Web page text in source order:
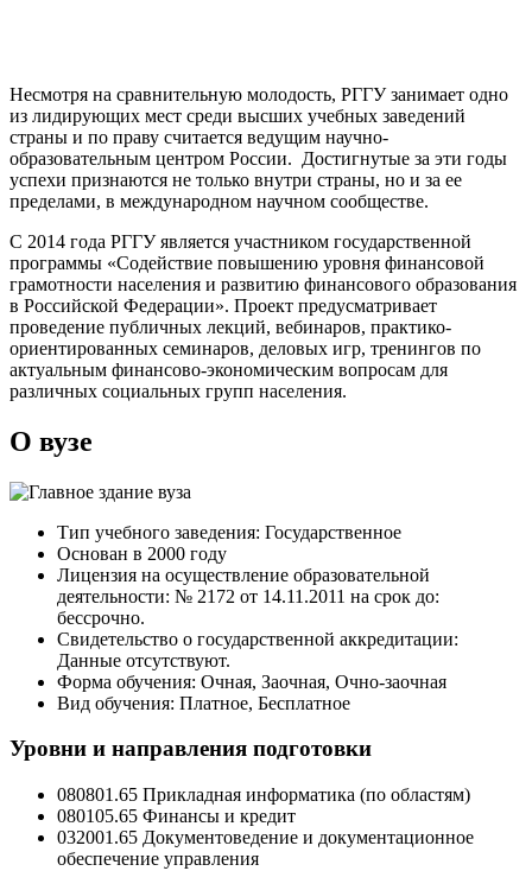
Несмотря на сравнительную молодость, РГГУ занимает одно
из лидирующих мест среди высших учебных заведений
страны и по праву считается ведущим научно-
образовательным центром России. Достигнутые за эти годы
успехи признаются не только внутри страны, но и за ее
пределами, в международном научном сообществе.
С 2014 года РГГУ является участником государственной
программы «Содействие повышению уровня финансовой
грамотности населения и развитию финансового образования
в Российской Федерации». Проект предусматривает
проведение публичных лекций, вебинаров, практико-
ориентированных семинаров, деловых игр, тренингов по
актуальным финансово-экономическим вопросам для
различных социальных групп населения.
О вузе
Тип учебного заведения: Государственное
Основан в 2000 году
Лицензия на осуществление образовательной
деятельности: № 2172 от 14.11.2011 на срок до:
бессрочно.
Свидетельство о государственной аккредитации:
Данные отсутствуют.
Форма обучения: Очная, Заочная, Очно-заочная
Вид обучения: Платное, Бесплатное
Уровни и направления подготовки
080801.65 Прикладная информатика (по областям)
080105.65 Финансы и кредит
032001.65 Документоведение и документационное
обеспечение управления